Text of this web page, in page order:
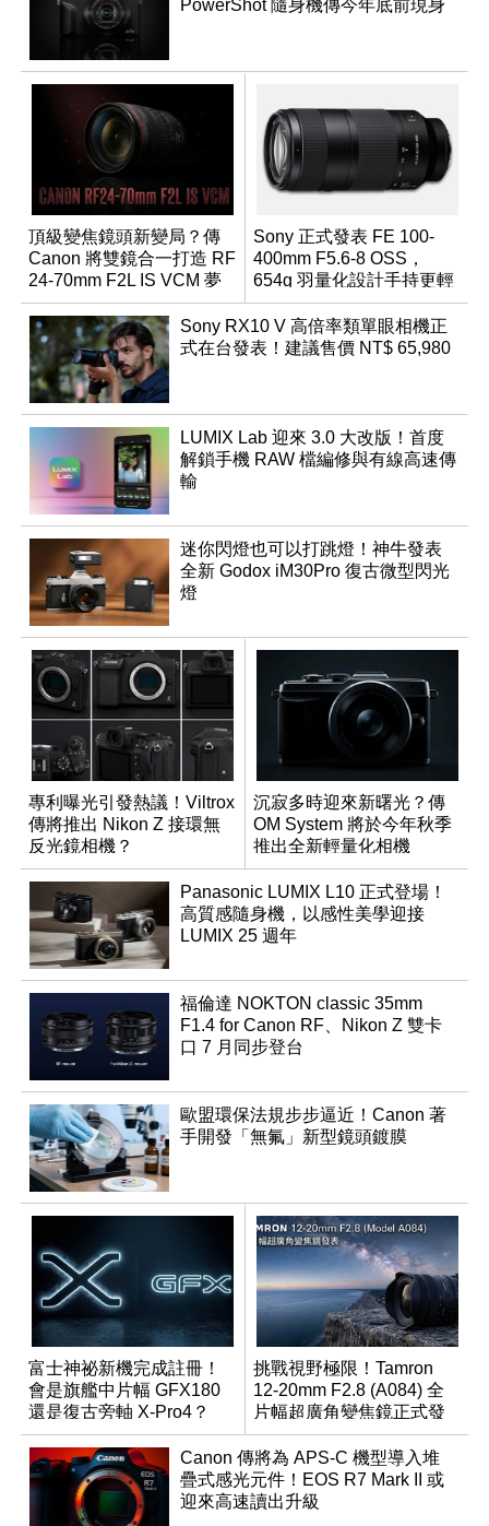
PowerShot 隨身機傳今年底前現身
頂級變焦鏡頭新變局？傳
Canon 將雙鏡合一打造 RF
24-70mm F2L IS VCM 夢
幻規格
Sony 正式發表 FE 100-
400mm F5.6-8 OSS，
654g 羽量化設計手持更輕
鬆
Sony RX10 V 高倍率類單眼相機正
式在台發表！建議售價 NT$ 65,980
LUMIX Lab 迎來 3.0 大改版！首度
解鎖手機 RAW 檔編修與有線高速傳
輸
迷你閃燈也可以打跳燈！神牛發表
全新 Godox iM30Pro 復古微型閃光
燈
專利曝光引發熱議！Viltrox
傳將推出 Nikon Z 接環無
反光鏡相機？
沉寂多時迎來新曙光？傳
OM System 將於今年秋季
推出全新輕量化相機
Panasonic LUMIX L10 正式登場！
高質感隨身機，以感性美學迎接
LUMIX 25 週年
福倫達 NOKTON classic 35mm
F1.4 for Canon RF、Nikon Z 雙卡
口 7 月同步登台
歐盟環保法規步步逼近！Canon 著
手開發「無氟」新型鏡頭鍍膜
富士神祕新機完成註冊！
會是旗艦中片幅 GFX180
還是復古旁軸 X-Pro4？
挑戰視野極限！Tamron
12-20mm F2.8 (A084) 全
片幅超廣角變焦鏡正式發
表
Canon 傳將為 APS-C 機型導入堆
疊式感光元件！EOS R7 Mark II 或
迎來高速讀出升級